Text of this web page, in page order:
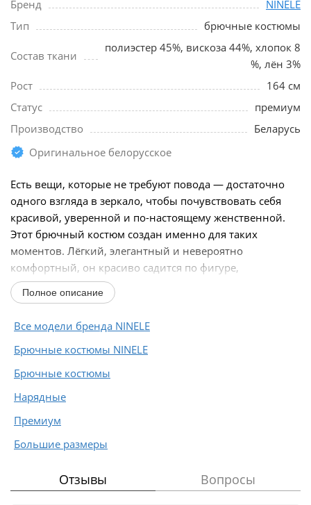
Бренд
NINELE
Тип
брючные костюмы
Состав ткани
полиэстер 45%, вискоза 44%, хлопок 8
%, лён 3%
Рост
164 см
Статус
премиум
Производство
Беларусь
Оригинальное белорусское
Есть вещи, которые не требуют повода — достаточно
одного взгляда в зеркало, чтобы почувствовать себя
красивой, уверенной и по-настоящему женственной.
Этот брючный костюм создан именно для таких
моментов. Лёгкий, элегантный и невероятно
комфортный, он красиво садится по фигуре,
подчёркивая...
Полное описание
Все модели бренда NINELE
Брючные костюмы NINELE
Брючные костюмы
Нарядные
Премиум
Большие размеры
Отзывы Вопросы